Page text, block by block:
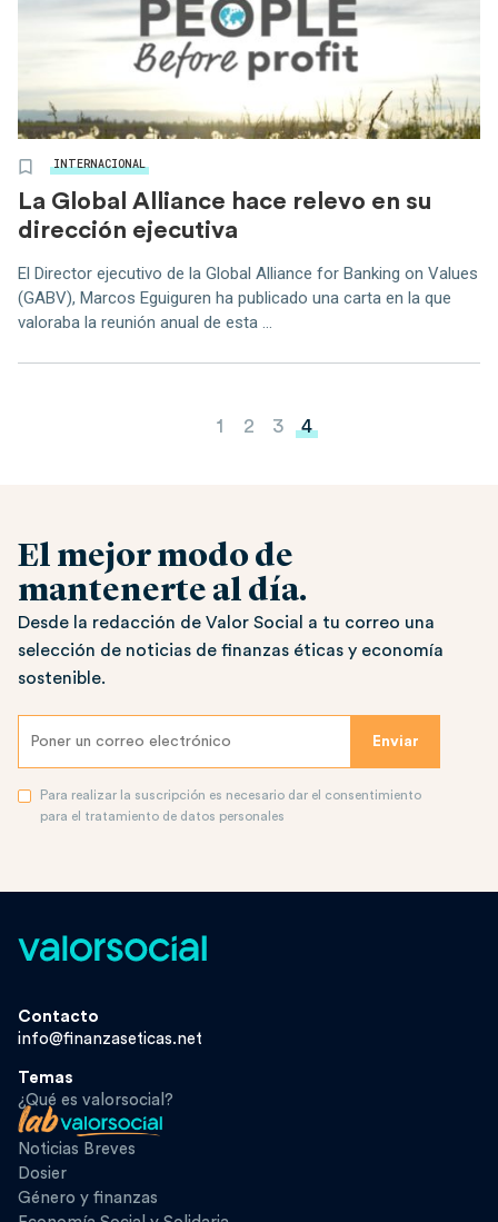
INTERNACIONAL
La Global Alliance hace relevo en su
dirección ejecutiva
El Director ejecutivo de la Global Alliance for Banking on Values
(GABV), Marcos Eguiguren ha publicado una carta en la que
valoraba la reunión anual de esta ...
Paginación de entradas
1 2 3 4
El mejor modo de
mantenerte al día.
Desde la redacción de Valor Social a tu correo una
selección de noticias de finanzas éticas y economía
sostenible.
Para realizar la suscripción es necesario dar el consentimiento
para el tratamiento de datos personales
Contacto
info@finanzaseticas.net
Temas
¿Qué es valorsocial?
Noticias Breves
Dosier
Género y finanzas